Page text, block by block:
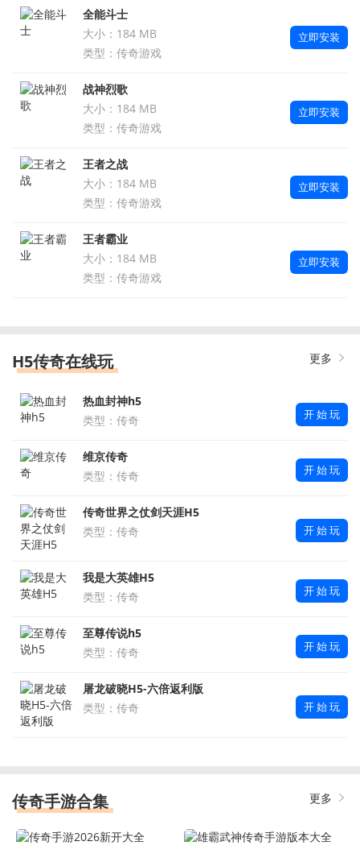
全能斗士
大小：184 MB
类型：传奇游戏
立即安装
战神烈歌
大小：184 MB
类型：传奇游戏
立即安装
王者之战
大小：184 MB
类型：传奇游戏
立即安装
王者霸业
大小：184 MB
类型：传奇游戏
立即安装
H5传奇在线玩 更多
热血封神h5
类型：传奇
开 始 玩
维京传奇
类型：传奇
开 始 玩
传奇世界之仗剑天涯H5
类型：传奇
开 始 玩
我是大英雄H5
类型：传奇
开 始 玩
至尊传说h5
类型：传奇
开 始 玩
屠龙破晓H5-六倍返利版
类型：传奇
开 始 玩
传奇手游合集 更多